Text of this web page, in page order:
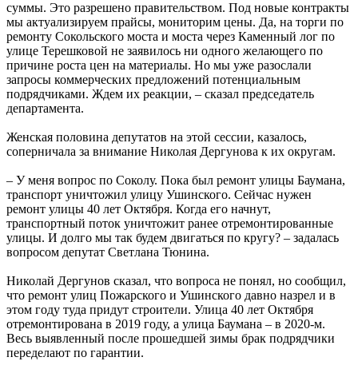
суммы. Это разрешено правительством. Под новые контракты
мы актуализируем прайсы, мониторим цены. Да, на торги по
ремонту Сокольского моста и моста через Каменный лог по
улице Терешковой не заявилось ни одного желающего по
причине роста цен на материалы. Но мы уже разослали
запросы коммерческих предложений потенциальным
подрядчиками. Ждем их реакции, – сказал председатель
департамента.
Женская половина депутатов на этой сессии, казалось,
соперничала за внимание Николая Дергунова к их округам.
– У меня вопрос по Соколу. Пока был ремонт улицы Баумана,
транспорт уничтожил улицу Ушинского. Сейчас нужен
ремонт улицы 40 лет Октября. Когда его начнут,
транспортный поток уничтожит ранее отремонтированные
улицы. И долго мы так будем двигаться по кругу? – задалась
вопросом депутат Светлана Тюнина.
Николай Дергунов сказал, что вопроса не понял, но сообщил,
что ремонт улиц Пожарского и Ушинского давно назрел и в
этом году туда придут строители. Улица 40 лет Октября
отремонтирована в 2019 году, а улица Баумана – в 2020-м.
Весь выявленный после прошедшей зимы брак подрядчики
переделают по гарантии.